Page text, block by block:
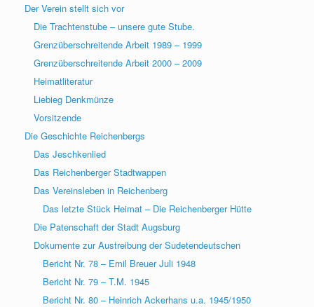
Der Verein stellt sich vor
Die Trachtenstube – unsere gute Stube.
Grenzüberschreitende Arbeit 1989 – 1999
Grenzüberschreitende Arbeit 2000 – 2009
Heimatliteratur
Liebieg Denkmünze
Vorsitzende
Die Geschichte Reichenbergs
Das Jeschkenlied
Das Reichenberger Stadtwappen
Das Vereinsleben in Reichenberg
Das letzte Stück Heimat – Die Reichenberger Hütte
Die Patenschaft der Stadt Augsburg
Dokumente zur Austreibung der Sudetendeutschen
Bericht Nr. 78 – Emil Breuer Juli 1948
Bericht Nr. 79 – T.M. 1945
Bericht Nr. 80 – Heinrich Ackerhans u.a. 1945/1950